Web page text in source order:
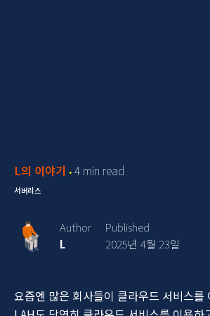
L의 이야기 4 min read
서버리스
Author
L
Published
2025년 4월 23일
요즘엔 많은 회사들이 클라우드 서비스를